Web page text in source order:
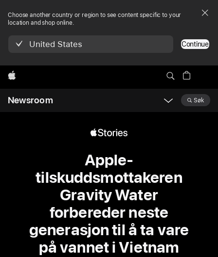
Choose another country or region to see content specific to your
location and shop online.
United States Continue
Apple
Newsroom Søk
Apple-
tilskuddsmottakeren
Gravity Water
forbereder neste
generasjon til å ta vare
på vannet i Vietnam